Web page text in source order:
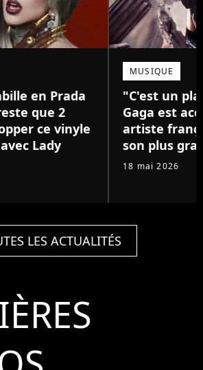
en Prada
que 2
ce vinyle
Lady
MUSIQUE
"C'est un
Gaga est
artiste
son plus
18 mai 2026
LES ACTUALITÉS